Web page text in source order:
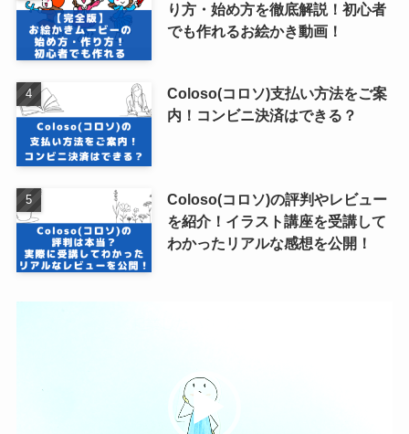
り方・始め方を徹底解説！初心者
でも作れるお絵かき動画！
Coloso(コロソ)支払い方法をご案
内！コンビニ決済はできる？
Coloso(コロソ)の評判やレビュー
を紹介！イラスト講座を受講して
わかったリアルな感想を公開！